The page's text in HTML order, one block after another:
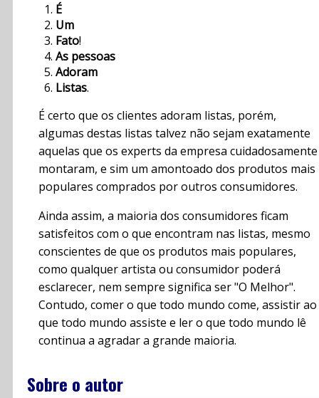
É
Um
Fato!
As pessoas
Adoram
Listas.
É certo que os clientes adoram listas, porém,
algumas destas listas talvez não sejam exatamente
aquelas que os experts da empresa cuidadosamente
montaram, e sim um amontoado dos produtos mais
populares comprados por outros consumidores.
Ainda assim, a maioria dos consumidores ficam
satisfeitos com o que encontram nas listas, mesmo
conscientes de que os produtos mais populares,
como qualquer artista ou consumidor poderá
esclarecer, nem sempre significa ser "O Melhor".
Contudo, comer o que todo mundo come, assistir ao
que todo mundo assiste e ler o que todo mundo lê
continua a agradar a grande maioria.
Sobre o autor